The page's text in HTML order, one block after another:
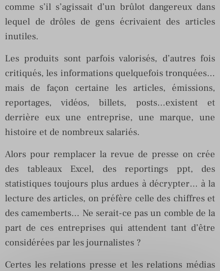
comme s’il s’agissait d’un brûlot dangereux dans
lequel de drôles de gens écrivaient des articles
inutiles.
Les produits sont parfois valorisés, d’autres fois
critiqués, les informations quelquefois tronquées…
mais de façon certaine les articles, émissions,
reportages, vidéos, billets, posts…existent et
derrière eux une entreprise, une marque, une
histoire et de nombreux salariés.
Alors pour remplacer la revue de presse on crée
des tableaux Excel, des reportings ppt, des
statistiques toujours plus ardues à décrypter… à la
lecture des articles, on préfère celle des chiffres et
des camemberts… Ne serait-ce pas un comble de la
part de ces entreprises qui attendent tant d’être
considérées par les journalistes ?
Certes les relations presse et les relations médias